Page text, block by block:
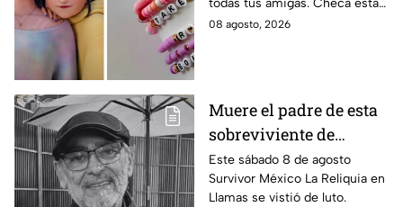
mejores amigas este
regreso a clases
todas tus amigas. Checa estas
4 ideas inspiradas en Kpop
08 agosto, 2026
Muere el padre de esta
sobreviviente de
Survivor México La
Reliquia en Llamas
Este sábado 8 de agosto
Survivor México La Reliquia en
Llamas se vistió de luto.